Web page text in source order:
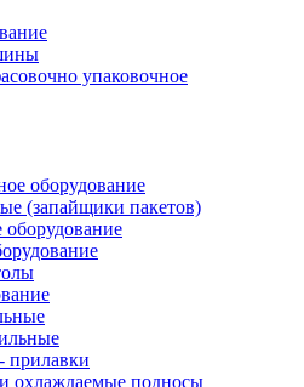
упаковочное
оборудование
(запайщики пакетов)
оборудование
прилавки
охлаждаемые подносы